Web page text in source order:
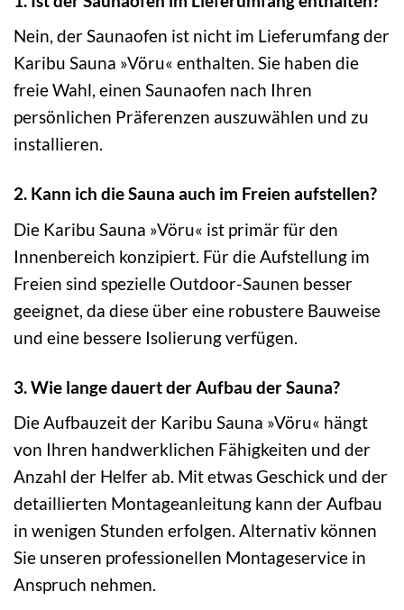
Nein, der Saunaofen ist nicht im Lieferumfang der
Karibu Sauna »Vöru« enthalten. Sie haben die
freie Wahl, einen Saunaofen nach Ihren
persönlichen Präferenzen auszuwählen und zu
installieren.
2. Kann ich die Sauna auch im Freien aufstellen?
Die Karibu Sauna »Vöru« ist primär für den
Innenbereich konzipiert. Für die Aufstellung im
Freien sind spezielle Outdoor-Saunen besser
geeignet, da diese über eine robustere Bauweise
und eine bessere Isolierung verfügen.
3. Wie lange dauert der Aufbau der Sauna?
Die Aufbauzeit der Karibu Sauna »Vöru« hängt
von Ihren handwerklichen Fähigkeiten und der
Anzahl der Helfer ab. Mit etwas Geschick und der
detaillierten Montageanleitung kann der Aufbau
in wenigen Stunden erfolgen. Alternativ können
Sie unseren professionellen Montageservice in
Anspruch nehmen.